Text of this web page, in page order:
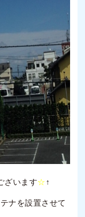
ざいます☆ ↑
ナを設置させて